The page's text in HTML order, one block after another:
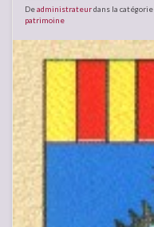
Deadministrateurdans la catégorie
patrimoine